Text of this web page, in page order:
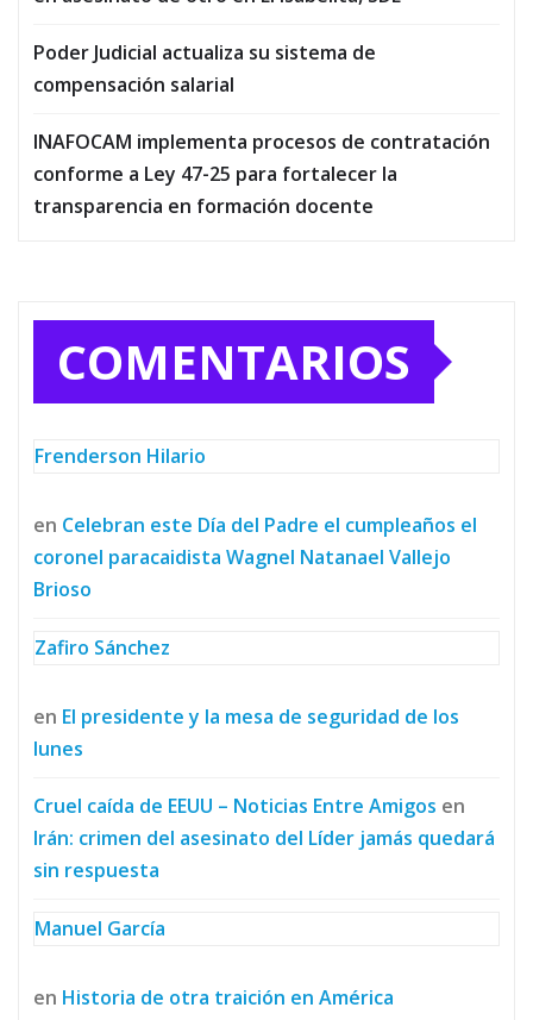
Poder Judicial actualiza su sistema de
compensación salarial
INAFOCAM implementa procesos de contratación
conforme a Ley 47-25 para fortalecer la
transparencia en formación docente
COMENTARIOS
Frenderson Hilario
en Celebran este Día del Padre el cumpleaños el
coronel paracaidista Wagnel Natanael Vallejo
Brioso
Zafiro Sánchez
en El presidente y la mesa de seguridad de los
lunes
Cruel caída de EEUU – Noticias Entre Amigos en
Irán: crimen del asesinato del Líder jamás quedará
sin respuesta
Manuel García
en Historia de otra traición en América